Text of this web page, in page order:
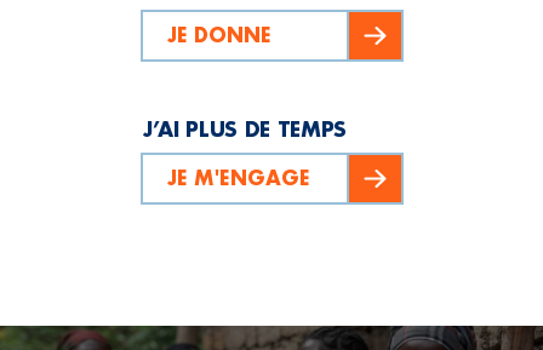
JE DONNE
J’AI PLUS DE TEMPS
JE M'ENGAGE